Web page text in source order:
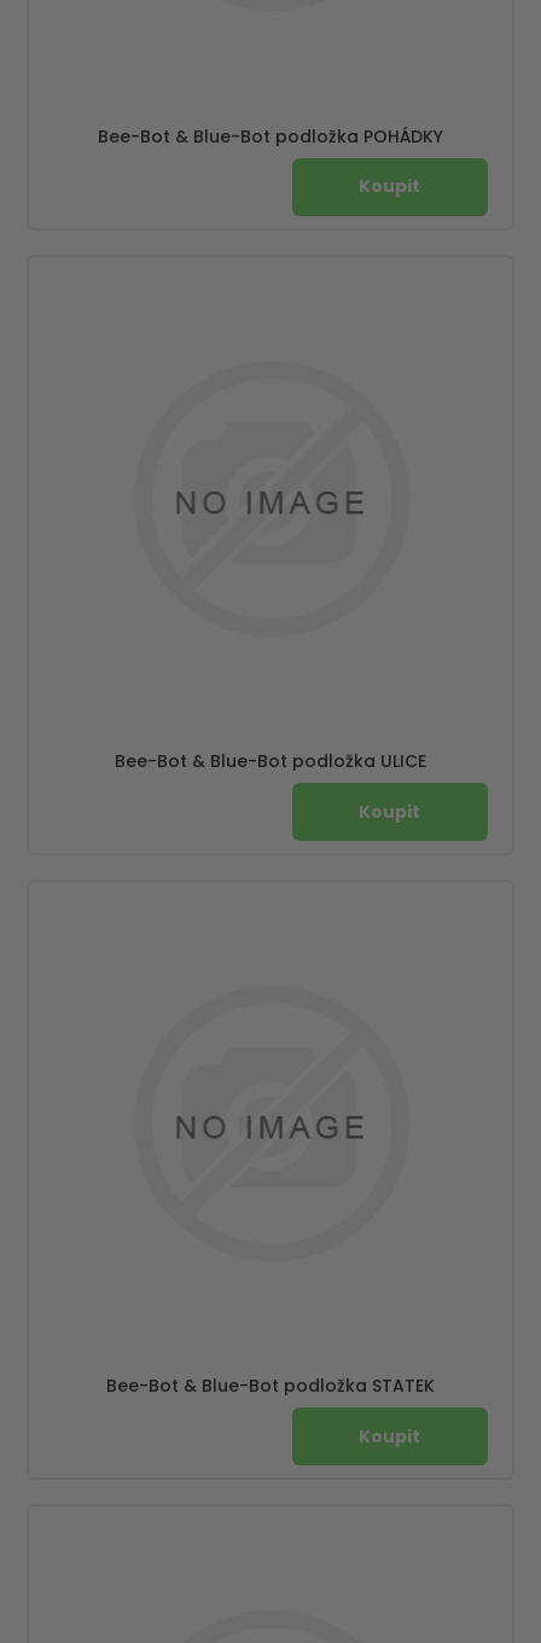
Bee-Bot & Blue-Bot podložka POHÁDKY
Bee-Bot & Blue-Bot podložka ULICE
Bee-Bot & Blue-Bot podložka STATEK